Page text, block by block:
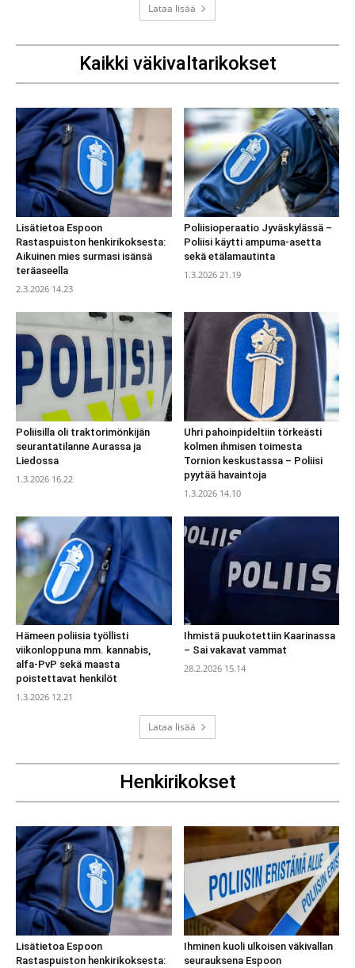
Lataa lisää
Kaikki väkivaltarikokset
Lisätietoa Espoon
Rastaspuiston henkirikoksesta:
Aikuinen mies surmasi isänsä
teräaseella
2.3.2026 14.23
Poliisioperaatio Jyväskylässä –
Poliisi käytti ampuma-asetta
sekä etälamautinta
1.3.2026 21.19
Poliisilla oli traktorimönkijän
seurantatilanne Aurassa ja
Liedossa
1.3.2026 16.22
Uhri pahoinpideltiin törkeästi
kolmen ihmisen toimesta
Tornion keskustassa – Poliisi
pyytää havaintoja
1.3.2026 14.10
Hämeen poliisia työllisti
viikonloppuna mm. kannabis,
alfa-PvP sekä maasta
poistettavat henkilöt
1.3.2026 12.21
Ihmistä puukotettiin Kaarinassa
– Sai vakavat vammat
28.2.2026 15.14
Lataa lisää
Henkirikokset
Lisätietoa Espoon
Rastaspuiston henkirikoksesta:
Ihminen kuoli ulkoisen väkivallan
seurauksena Espoon